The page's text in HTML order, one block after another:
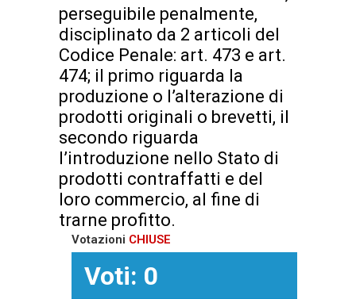
perseguibile penalmente,
disciplinato da 2 articoli del
Codice Penale: art. 473 e art.
474; il primo riguarda la
produzione o l’alterazione di
prodotti originali o brevetti, il
secondo riguarda
l’introduzione nello Stato di
prodotti contraffatti e del
loro commercio, al fine di
trarne profitto.
Votazioni CHIUSE
Voti: 0